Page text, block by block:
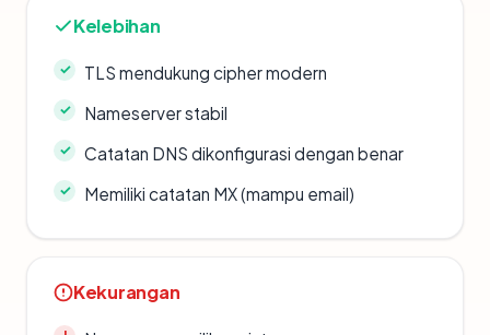
Kelebihan
TLS mendukung cipher modern
Nameserver stabil
Catatan DNS dikonfigurasi dengan benar
Memiliki catatan MX (mampu email)
Kekurangan